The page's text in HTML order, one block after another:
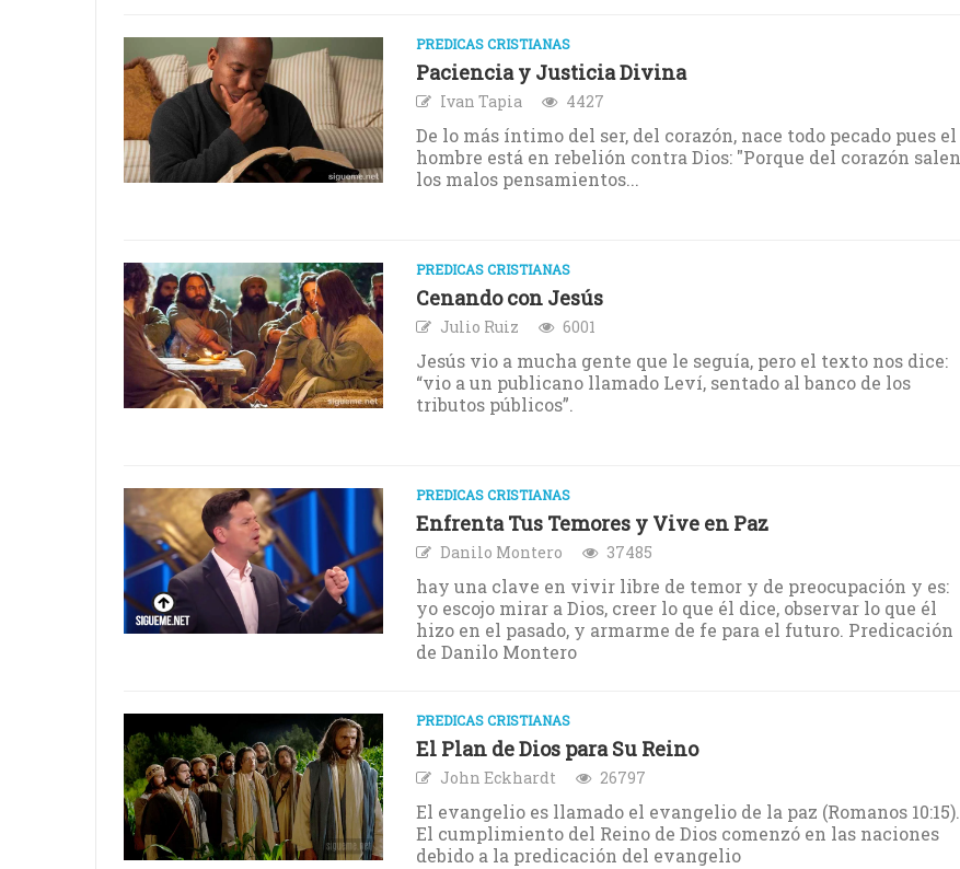
PREDICAS CRISTIANAS
Paciencia y Justicia Divina
Ivan Tapia 4427
De lo más íntimo del ser, del corazón, nace todo pecado pues el
hombre está en rebelión contra Dios: "Porque del corazón salen
los malos pensamientos...
PREDICAS CRISTIANAS
Cenando con Jesús
Julio Ruiz 6001
Jesús vio a mucha gente que le seguía, pero el texto nos dice:
“vio a un publicano llamado Leví, sentado al banco de los
tributos públicos”.
PREDICAS CRISTIANAS
Enfrenta Tus Temores y Vive en Paz
Danilo Montero 37485
hay una clave en vivir libre de temor y de preocupación y es:
yo escojo mirar a Dios, creer lo que él dice, observar lo que él
hizo en el pasado, y armarme de fe para el futuro. Predicación
de Danilo Montero
PREDICAS CRISTIANAS
El Plan de Dios para Su Reino
John Eckhardt 26797
El evangelio es llamado el evangelio de la paz (Romanos 10:15).
El cumplimiento del Reino de Dios comenzó en las naciones
debido a la predicación del evangelio